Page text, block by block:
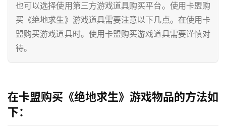
也可以选择使用第三方游戏道具购买平台。使用卡盟购
买《绝地求生》游戏道具需要注意以下几点。在使用卡
盟购买游戏道具时。使用卡盟购买游戏道具需要谨慎对
待。
在卡盟购买《绝地求生》游戏物品的方法如
下：